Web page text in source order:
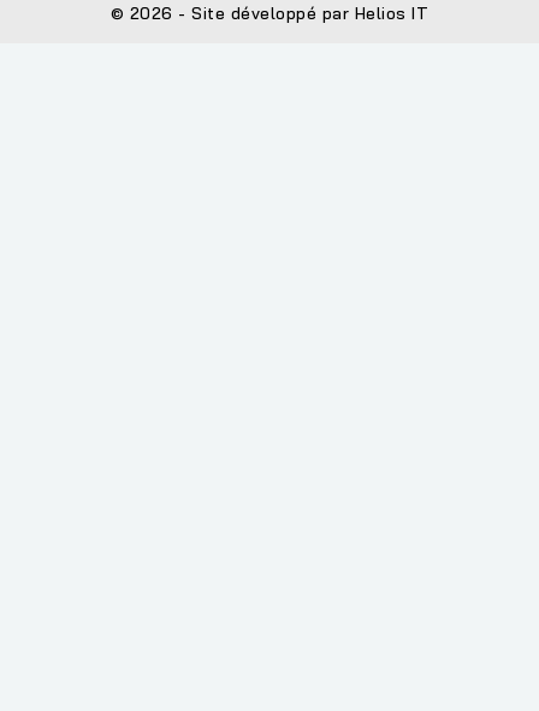
© 2026 - Site développé par Helios IT